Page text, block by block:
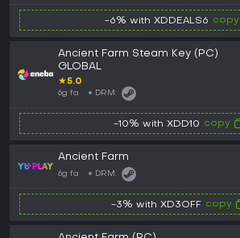
-6% with XDDEALS6 copy
Ancient Farm Steam Key (PC)
GLOBAL
★5.0
6g fa DRM:
-10% with XDD10 copy
Ancient Farm
6g fa DRM:
-3% with XD3OFF copy